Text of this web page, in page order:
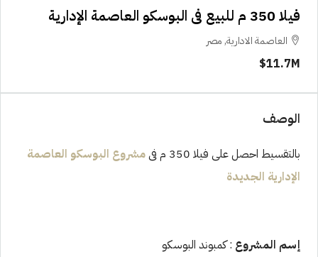
فيلا 350 م للبيع فى البوسكو العاصمة الإدارية
العاصمة الادارية, مصر
11.7M$
الوصف
بالتقسيط احصل على فيلا 350 م فى
مشروع البوسكو العاصمة
الإدارية الجديدة
إسم المشروع : كمبوند البوسكو